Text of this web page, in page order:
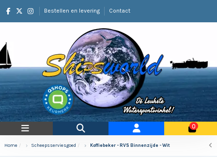
Bestellen en levering Contact
0
Home Scheepsserviesgoed Koffiebeker - RVS Binnenzijde - Wit